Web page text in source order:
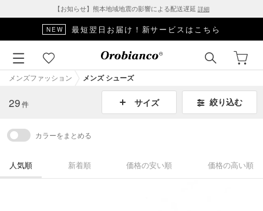
【お知らせ】熊本地域地震の影響による配送遅延 詳細
□■SALE対象アイテムはこちら■□
メンズファッション メンズ シューズ
29件 サイズ 絞り込む
カラーをまとめる
人気順 新着順 価格の安い順 価格の高い順